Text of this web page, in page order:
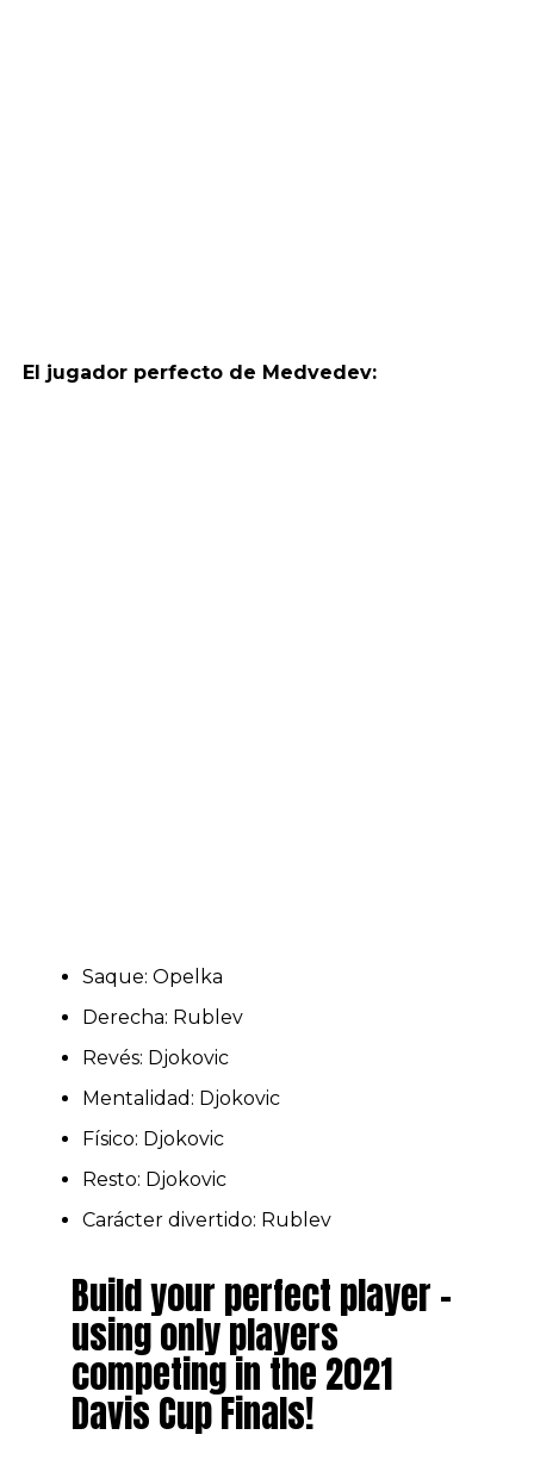
El jugador perfecto de Medvedev:
Saque: Opelka
Derecha: Rublev
Revés: Djokovic
Mentalidad: Djokovic
Físico: Djokovic
Resto: Djokovic
Carácter divertido: Rublev
Build your perfect player –
using only players
competing in the 2021
Davis Cup Finals!